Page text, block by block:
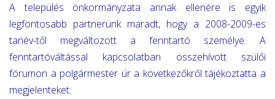
A település önkormányzata annak ellenére is egyik
legfontosabb partnerünk maradt, hogy a 2008-2009-es
tanév-től megváltozott a fenntartó személye. A
fenntartóváltással kapcsolatban összehívott szülői
fórumon a polgármester úr a következőkről tájékoztatta a
megjelenteket: